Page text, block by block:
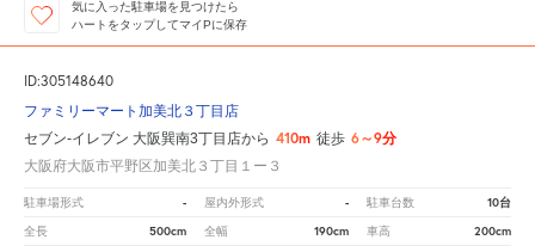
気に入った駐車場を見つけたら
ハートをタップしてマイPに保存
ID:305148640
ファミリーマート加美北３丁目店
セブン-イレブン 大阪巽南3丁目店から 410m 徒歩 6～9分
大阪府大阪市平野区加美北３丁目１ー３
駐車場形式 - 屋内外形式 - 駐車台数 10台
全長 500cm 全幅 190cm 車高 200cm